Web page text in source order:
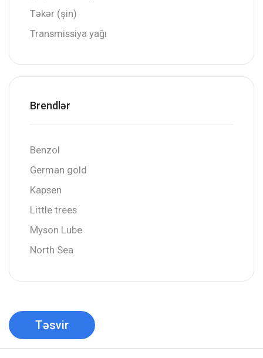
Təkər (şin)
Transmissiya yağı
Brendlər
Benzol
German gold
Kapsen
Little trees
Myson Lube
North Sea
Təsvir